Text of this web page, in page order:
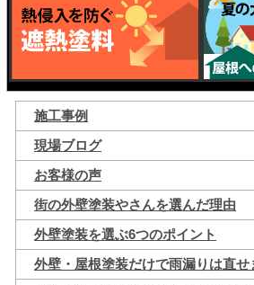
施工事例
現場ブログ
お客様の声
街の外壁塗装やさんを選んだ理由
外壁塗装を選ぶ6つのポイント
外壁・屋根塗装だけで雨漏りは直せ